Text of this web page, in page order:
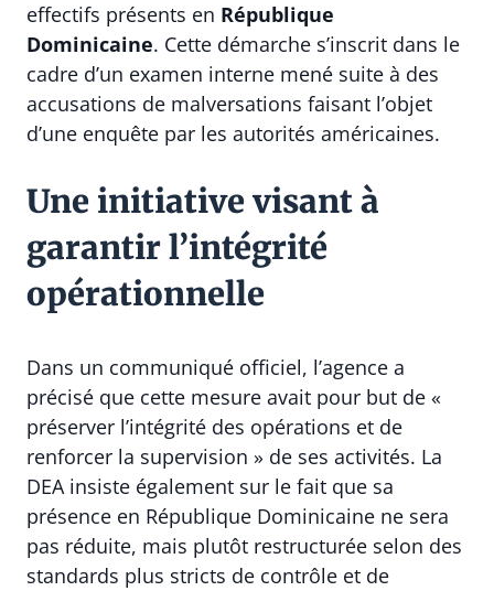
effectifs présents en République
Dominicaine. Cette démarche s’inscrit dans le
cadre d’un examen interne mené suite à des
accusations de malversations faisant l’objet
d’une enquête par les autorités américaines.
Une initiative visant à
garantir l’intégrité
opérationnelle
Dans un communiqué officiel, l’agence a
précisé que cette mesure avait pour but de «
préserver l’intégrité des opérations et de
renforcer la supervision » de ses activités. La
DEA insiste également sur le fait que sa
présence en République Dominicaine ne sera
pas réduite, mais plutôt restructurée selon des
standards plus stricts de contrôle et de